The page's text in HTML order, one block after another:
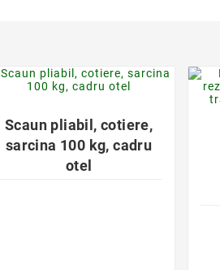
Scaun pliabil, cotiere,
sarcina 100 kg, cadru
otel